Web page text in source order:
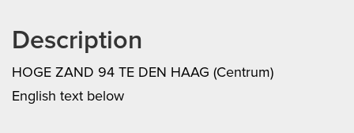
Description
HOGE ZAND 94 TE DEN HAAG (Centrum)
English text below